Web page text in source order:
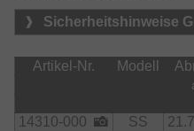
Sicherheitshinweise
Artikel-Nr. Modell
14310-000 SS